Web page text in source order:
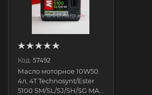
Код: 57492
Масло моторное 10W50
4л, 4T Technosynt/Ester
5100 SM/SL/SJ/SH/SG MA2